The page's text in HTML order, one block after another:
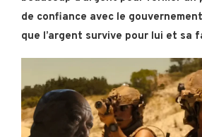
de confiance avec le
que l’argent survive pour lui et sa